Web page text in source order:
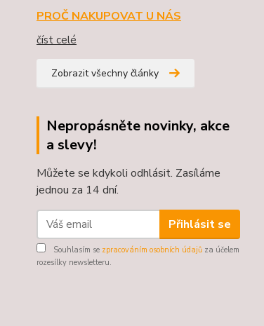
PROČ NAKUPOVAT U NÁS
číst celé
Zobrazit všechny články
Nepropásněte novinky, akce
a slevy!
Můžete se kdykoli odhlásit. Zasíláme
jednou za 14 dní.
Přihlásit se
Souhlasím se zpracováním osobních údajů za účelem
rozesílky newsletteru.